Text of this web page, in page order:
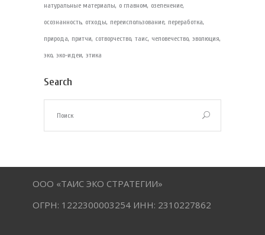
натуральные материалы о главном озеленение
осознанность отходы переиспользование переработка
природа притчи сотворчество таис человечество эволюция
эко эко-идеи этика
Search
ООО «ТАИС ЭКО СТРАТЕГИИ»
ОГРН: 1222300003254 ИНН: 2310227862